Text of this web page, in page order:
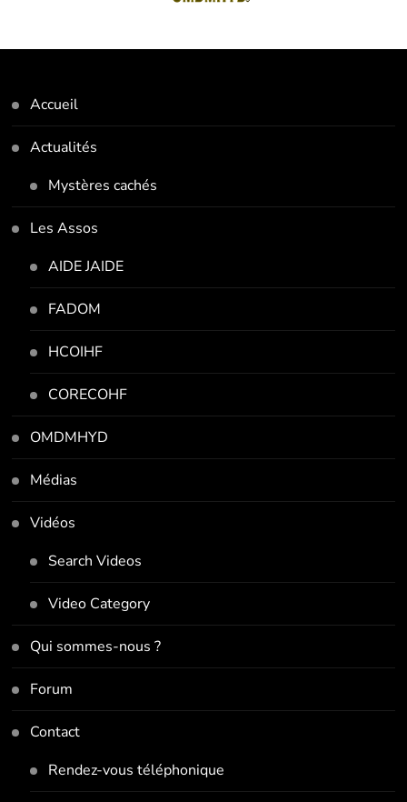
Accueil
Actualités
Mystères cachés
Les Assos
AIDE JAIDE
FADOM
HCOIHF
CORECOHF
OMDMHYD
Médias
Vidéos
Search Videos
Video Category
Qui sommes-nous ?
Forum
Contact
Rendez-vous téléphonique